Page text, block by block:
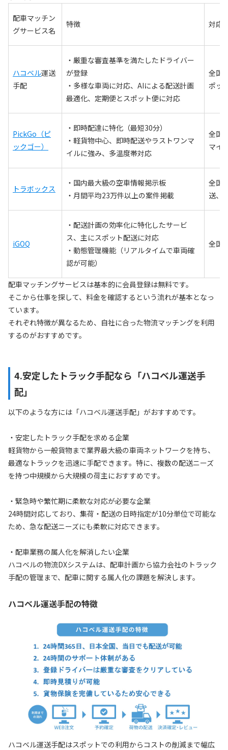
配車マッチン
グサービス名
特徴 対応
ハコベル運送
手配
・厳重な審査基準を満たしたドライバー
が登録
・多様な車両に対応、AIによる配送計画
最適化、定期便とスポット便に対応
全国
ポッ
PickGo（ピ
ックゴー）
・即時配達に特化（最短30分）
・軽貨物中心、即時配送やラストワンマ
イルに強み、多温度帯対応
全国
マイ
トラボックス
・国内最大級の空車情報掲示板
・月間平均23万件以上の案件掲載
全国
送、
iGOQ
・配送計画の効率化に特化したサービ
ス、主にスポット配送に対応
・動態管理機能（リアルタイムで車両確
認が可能）
全国
配車マッチングサービスは基本的に会員登録は無料です。
そこから仕事を探して、料金を確認するという流れが基本となっ
ています。
それぞれ特徴が異なるため、自社に合った物流マッチングを利用
するのがおすすめです。
4.安定したトラック手配なら「ハコベル運送手
配」
以下のような方には「ハコベル運送手配」がおすすめです。
・安定したトラック手配を求める企業
軽貨物から一般貨物まで業界最大級の車両ネットワークを持ち、
最適なトラックを迅速に手配できます。特に、複数の配送ニーズ
を持つ中規模から大規模の荷主におすすめです。
・緊急時や繁忙期に柔軟な対応が必要な企業
24時間対応しており、集荷・配送の日時指定が10分単位で可能な
ため、急な配送ニーズにも柔軟に対応できます。
・配車業務の属人化を解消したい企業
ハコベルの物流DXシステムは、配車計画から協力会社のトラック
手配の管理まで、配車に関する属人化の課題を解決します。
ハコベル運送手配の特徴
ハコベル運送手配はスポットでの利用からコストの削減まで幅広